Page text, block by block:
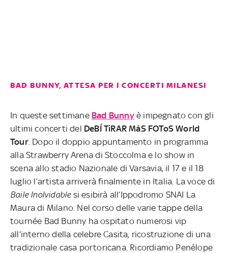
BAD BUNNY, ATTESA PER I CONCERTI MILANESI
In queste settimane Bad Bunnyè impegnato con gli
ultimi concerti del DeBÍ TiRAR MáS FOToS World
Tour. Dopo il doppio appuntamento in programma
alla Strawberry Arena di Stoccolma e lo show in
scena allo stadio Nazionale di Varsavia, il 17 e il 18
luglio l’artista arriverà finalmente in Italia. La voce di
Baile Inolvidablesi esibirà all’Ippodromo SNAI La
Maura di Milano. Nel corso delle varie tappe della
tournée Bad Bunny ha ospitato numerosi vip
all’interno della celebre Casita, ricostruzione di una
tradizionale casa portoricana. Ricordiamo Penélope